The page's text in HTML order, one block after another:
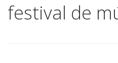
festival de